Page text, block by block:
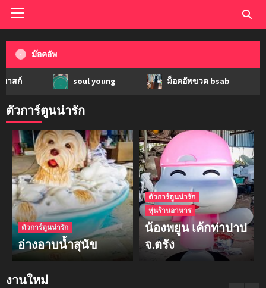
ม๊อคอัพ
soul young ม็อคอัพขวด bsab
งานใหม่
ตัวการ์ตูนน่ารัก
ตัวการ์ตูนน่ารัก
อ่างอาบน้ำสุนัข
ตัวการ์ตูนน่ารัก
หุ่นร้านอาหาร
น้องพยูน เค้กท่าปาป
จ.ตรัง